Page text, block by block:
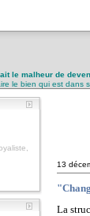
le malheur de
le bien qui est dans
13
La